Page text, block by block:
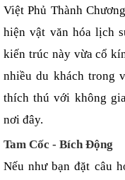
Việt Phủ Thành
hiện vật văn hóa lịch
kiến trúc này vừa cổ
nhiều du khách trong
thích thú với không
nơi đây.
Tam Cốc - Bích Động
Nếu như bạn đặt câu